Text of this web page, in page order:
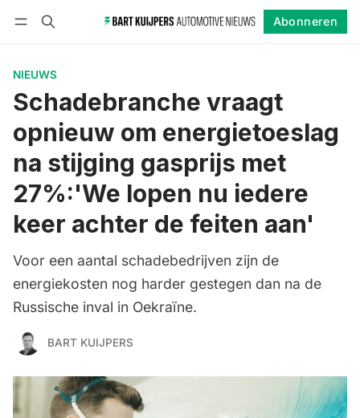
Abonneren
NIEUWS
Schadebranche vraagt
opnieuw om energietoeslag
na stijging gasprijs met
27%:'We lopen nu iedere
keer achter de feiten aan'
Voor een aantal schadebedrijven zijn de
energiekosten nog harder gestegen dan na de
Russische inval in Oekraïne.
BART KUIJPERS